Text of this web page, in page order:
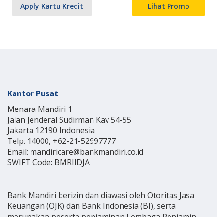
Apply Kartu Kredit Lihat Promo
Kantor Pusat
Menara Mandiri 1
Jalan Jenderal Sudirman Kav 54-55
Jakarta 12190 Indonesia
Telp: 14000, +62-21-52997777
Email: mandiricare@bankmandiri.co.id
SWIFT Code: BMRIIDJA
Bank Mandiri berizin dan diawasi oleh Otoritas Jasa
Keuangan (OJK) dan Bank Indonesia (BI), serta